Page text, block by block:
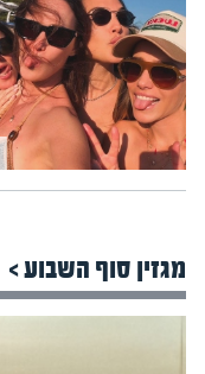
מגזין סוף השבוע >